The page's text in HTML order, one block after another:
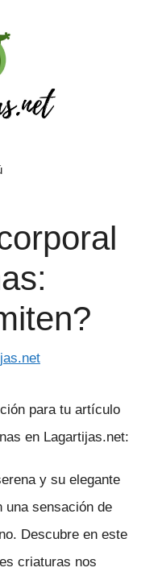
para tu artículo
en Lagartijas.net:
y su elegante
una sensación de
Descubre en este
criaturas nos